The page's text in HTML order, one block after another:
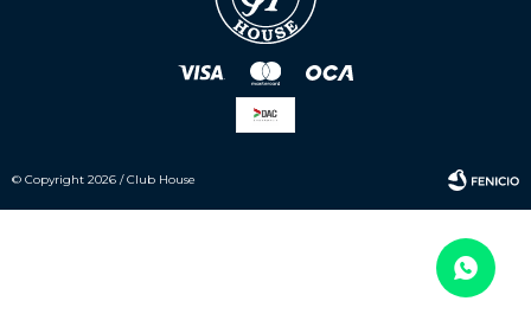
© Copyright 2026 / Club House